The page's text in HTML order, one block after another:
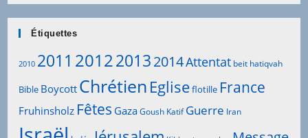
Étiquettes
2010 2011 201220132014Attentat beit hatiqvah
Bible Boycott Chrétien Egliseflotille France
Fruhinsholz Fêtes GazaGoush Katif Guerre Iran